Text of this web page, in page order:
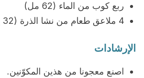
ربع كوب من الماء (62 مل)
4 ملاعق طعام من نشا الذرة (32 غ)
الإرشادات
اصنع معجونا من هذين المكوّنين.